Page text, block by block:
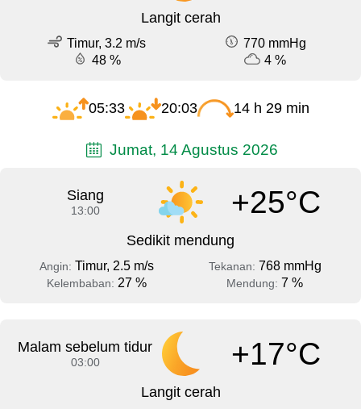
Langit cerah
Timur, 3.2 m/s
770 mmHg
48 %
4 %
05:33 20:03 14 h 29 min
Jumat, 14 Agustus 2026
Siang
13:00 +25°C
Sedikit mendung
Angin: Timur, 2.5 m/s Tekanan: 768 mmHg
Kelembaban: 27 % Mendung: 7 %
Malam sebelum tidur
03:00 +17°C
Langit cerah